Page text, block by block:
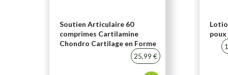
Soutien Articulaire 60
comprimes Cartilamine
Chondro Cartilage en Forme
25,99 €